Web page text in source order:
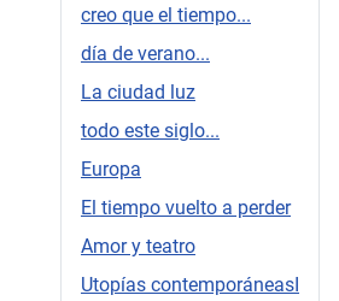
creo que el tiempo...
día de verano...
La ciudad luz
todo este siglo...
Europa
El tiempo vuelto a perder
Amor y teatro
Utopías contemporáneasI